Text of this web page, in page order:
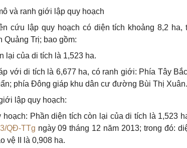
và ranh giới lập quy hoạch
cứu lập quy hoạch có diện tích khoảng 8,2 ha,
Quảng Trị; bao gồm:
lại của di tích là 1,523 ha.
với di tích là 6,677 ha, có ranh giới: Phía Tây
phía Đông giáp khu dân cư đường Bùi Thị Xuân.
lập quy hoạch:
hoạch: Phần diện tích còn lại của di tích là 1,523
QĐ-TTg ngày 09 tháng 12 năm 2013; trong đó:
vệ II là 0,908 ha.